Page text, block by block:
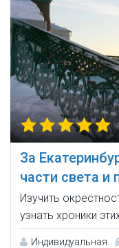
За
части света и
Изучить
узнать хроники
Индивидуальная